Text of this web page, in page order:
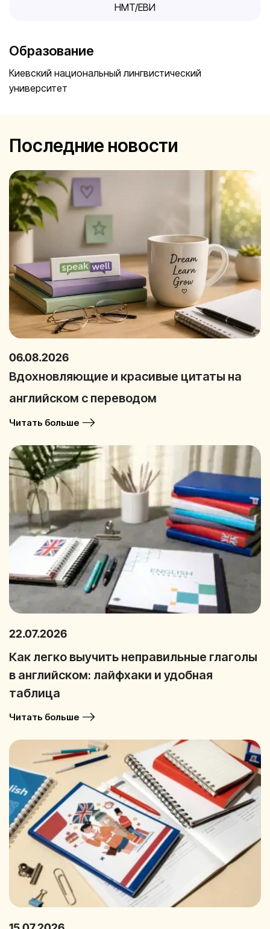
HMT/ЕВИ
Образование
Киевский национальный лингвистический
университет
Последние новости
06.08.2026
Вдохновляющие и красивые цитаты на
английском с переводом
Читать больше
22.07.2026
Как легко выучить неправильные глаголы
в английском: лайфхаки и удобная
таблица
Читать больше